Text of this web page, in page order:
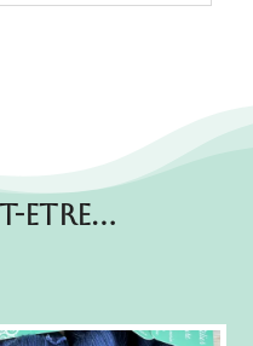
etre…